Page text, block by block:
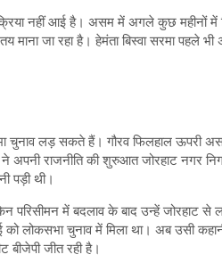
नहीं आई है। असम में अगले कुछ महीनों में
माना जा रहा है। हेमंता बिस्वा सरमा पहले
चुनाव लड़ सकते हैं। गौरव फिलहाल ऊपरी
राजनीति की शुरुआत जोरहाट नगर
पड़ी थी।
परिसीमन में बदलाव के बाद उन्हें जोरहाट
को लोकसभा चुनाव में मिला था। अब उसी
बीजेपी जीत रही है।